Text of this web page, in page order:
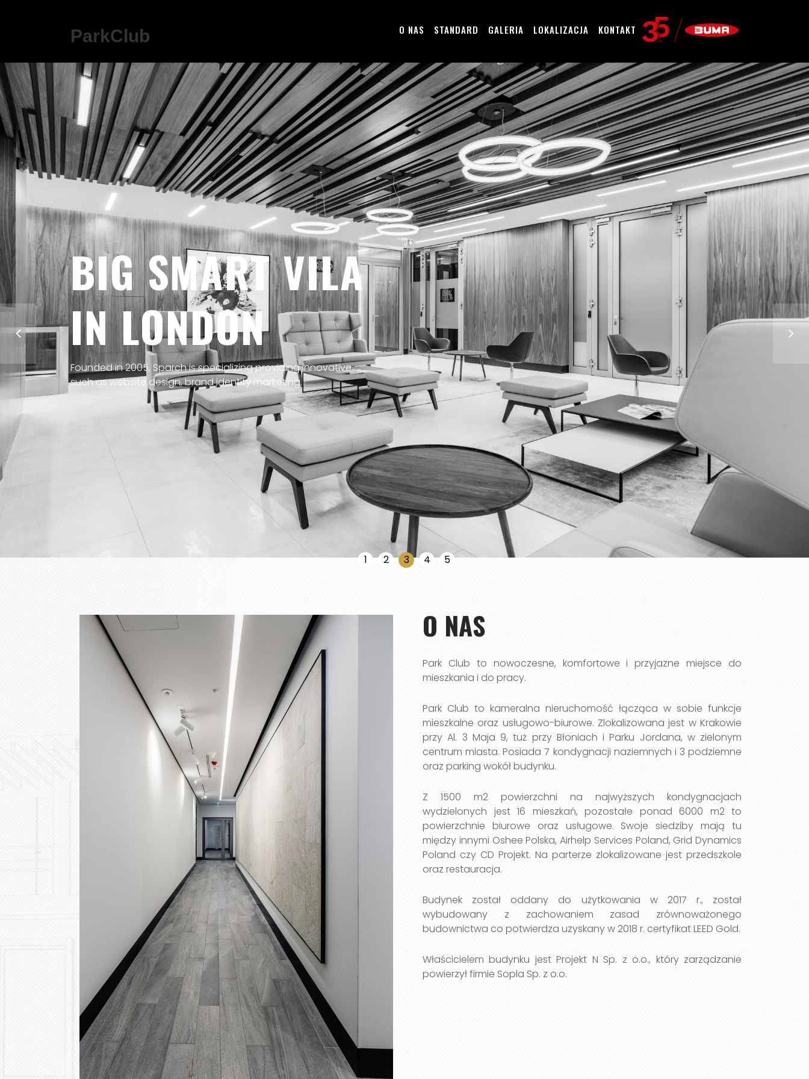
ParkClub O NAS STANDARD GALERIA LOKALIZACJA KONTAKT
BIG SMART VILA
IN LONDON
Founded in 2005, Sparch is specializing providing innovative
such as website design, brand identity marketing.
1 2 3 4 5
O NAS
Park Club to nowoczesne, komfortowe i przyjazne miejsce do
mieszkania i do pracy.
Park Club to kameralna nieruchomość łącząca w sobie funkcje
mieszkalne oraz usługowo-biurowe. Zlokalizowana jest w Krakowie
przy Al. 3 Maja 9, tuż przy Błoniach i Parku Jordana, w zielonym
centrum miasta. Posiada 7 kondygnacji naziemnych i 3 podziemne
oraz parking wokół budynku.
Z 1500 m2 powierzchni na najwyższych kondygnacjach
wydzielonych jest 16 mieszkań, pozostałe ponad 6000 m2 to
powierzchnie biurowe oraz usługowe. Swoje siedziby mają tu
między innymi Oshee Polska, Airhelp Services Poland, Grid Dynamics
Poland czy CD Projekt. Na parterze zlokalizowane jest przedszkole
oraz restauracja.
Budynek został oddany do użytkowania w 2017 r., został
wybudowany z zachowaniem zasad zrównoważonego
budownictwa co potwierdza uzyskany w 2018 r. certyfikat LEED Gold.
Właścicielem budynku jest Projekt N Sp. z o.o., który zarządzanie
powierzył firmie Sopla Sp. z o.o.